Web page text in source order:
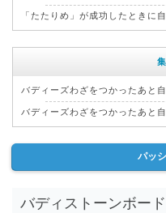
「たたりめ」が成功したときに
バディーズわざをつかったあと
バディーズわざをつかったあと
パッ
バディストーンボード